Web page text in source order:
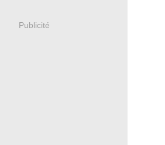
Publicité